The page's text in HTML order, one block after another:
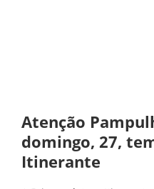
Atenção
domingo, 27,
Itinerante